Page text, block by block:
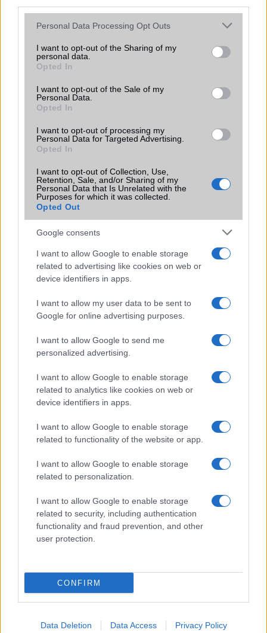
Please note that this website/app uses one or more Google
not limited to your visit or usage behaviour. You may click to
grant or deny consent to Google and its third-party tags to
use your data for below specified purposes in below Google
consent section.
Personal Data Processing Opt Outs
I want to opt-out of the Sharing of my
personal data.
Opted In
I want to opt-out of the Sale of my
Personal Data.
Opted In
I want to opt-out of processing my
Personal Data for Targeted Advertising.
Opted In
I want to opt-out of Collection, Use,
Retention, Sale, and/or Sharing of my
Personal Data that Is Unrelated with the
Purposes for which it was collected.
Opted Out
Google consents
I want to allow Google to enable storage
related to advertising like cookies on web or
device identifiers in apps.
I want to allow my user data to be sent to
Google for online advertising purposes.
I want to allow Google to send me
personalized advertising.
I want to allow Google to enable storage
related to analytics like cookies on web or
device identifiers in apps.
I want to allow Google to enable storage
related to functionality of the website or app.
I want to allow Google to enable storage
related to personalization.
I want to allow Google to enable storage
related to security, including authentication
functionality and fraud prevention, and other
user protection.
CONFIRM
Data Deletion Data Access Privacy Policy
iPhone 18 bemutató dátum - ekkor
rántja le a leplet az Apple az új
csúcsmobilokról
2026.06.29| Phone Arena
A szeptemberi eseményen az iPhone 18 Pro modellek
mellett a régóta pletykált hajlítható iPhone Ultra is
bemutatkozhat, miközben az áremelésekről szóló
találgatások továbbra is beárnyékolják a rajtot.
funkció, amely észrevétlenül könnyíti
meg a mindennapokat
Sok felhasználó külön alkalmazásokra esküszik, pedig az
Android már évek óta olyan intelligens funkciókat kínál,
amelyek maguktól dolgoznak a háttérben.
Ez a rejtett Samsung funkció teljesen
sokan mégsem tudnak róla
2026.07.12| Android Central
Az Edge Panel az egyik leghasznosabb funkció, amely
miközben a Pixel telefonokból továbbra is hiányzik.
KAPCSOLÓDÓ HÍREK
Próbáld ki: új funkciók a Google Fotókban!
Még jobb lett a Google Fotók keresője
9 Google Fotók keresési trükk, amivel másodpercek alatt
megtalálhatod a képeidet
A Google Fotók vadonatúj szerkesztőt kapott 10.
születésnapjára
A Google Fotók jelentősen átalakult a fotómegtekintés
Így néz ki a Google Fotók új szerkesztője – sokan imádják,
mások kritizálják
kezdődik a képrendezésben